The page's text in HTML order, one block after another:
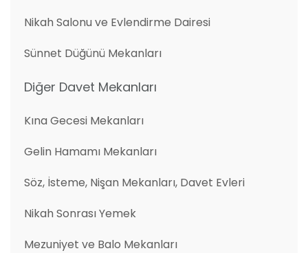
Nikah Salonu ve Evlendirme Dairesi
Sünnet Düğünü Mekanları
Diğer Davet Mekanları
Kına Gecesi Mekanları
Gelin Hamamı Mekanları
Söz, İsteme, Nişan Mekanları, Davet Evleri
Nikah Sonrası Yemek
Mezuniyet ve Balo Mekanları